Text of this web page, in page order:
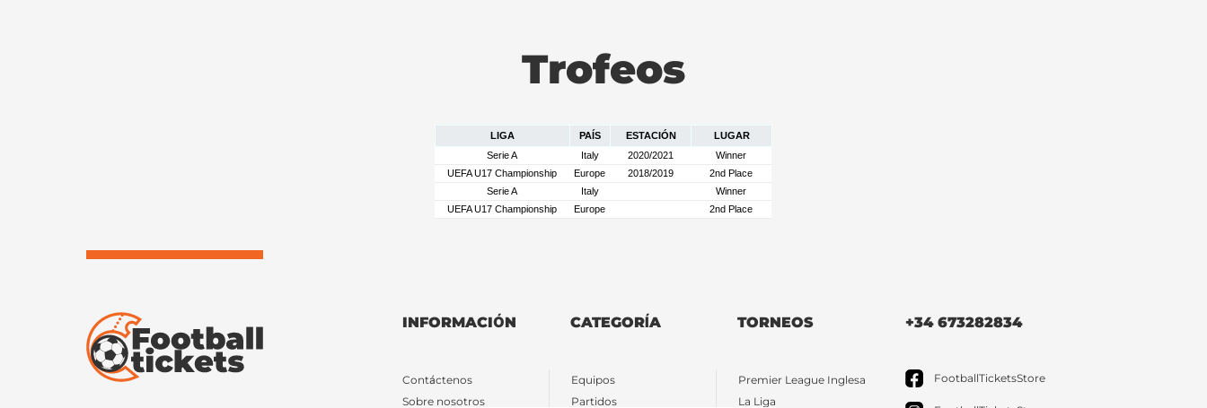
Trofeos
LIGA PAÍS ESTACIÓN
LUGAR
Serie A
Italy 2020/2021
Winner
UEFA U17 Championship
Europe 2018/2019
2nd Place
Serie A
Italy
Winner
UEFA U17 Championship
Europe 2nd Place
INFORMACIÓN
Contáctenos
Sobre nosotros
CATEGORÍA
Equipos
Partidos
TORNEOS
Premier League Inglesa
La Liga
+34 673282834
FootballTicketsStore